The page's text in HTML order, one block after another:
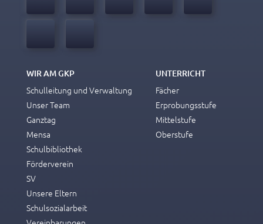
WIR AM GKP
Schulleitung und Verwaltung
Unser Team
Ganztag
Mensa
Schulbibliothek
Förderverein
SV
Unsere Eltern
Schulsozialarbeit
UNTERRICHT
Fächer
Erprobungsstufe
Mittelstufe
Oberstufe